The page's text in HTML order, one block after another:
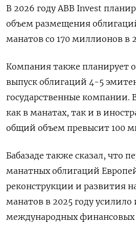
В 2026 году ABB Invest
объем ​размещения
манатов со 170 миллионов в
Компания также планирует
выпуск облигаций 4-5
государственные
как в манатах, так и ‌в
общий объем превысит 100
Бабазаде также сказал, что
манатных облигаций
реконструкции и ​развития
‌манатов в 2025 году усилило
международных финансовых